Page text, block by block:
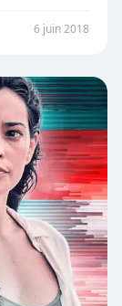
6 juin 2018